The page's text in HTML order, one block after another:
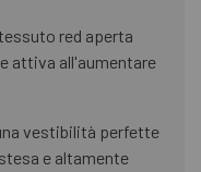
red aperta
attiva all'aumentare
vestibilità perfette
e altamente